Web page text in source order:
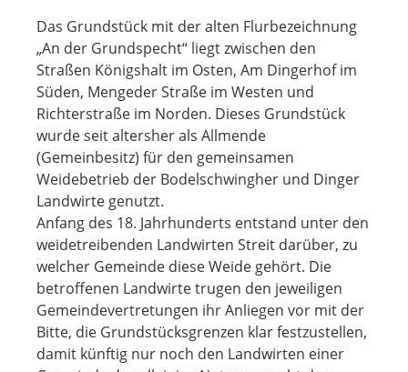
Das Grundstück mit der alten Flurbezeichnung
„An der Grundspecht“ liegt zwischen den
Straßen Königshalt im Osten, Am Dingerhof im
Süden, Mengeder Straße im Westen und
Richterstraße im Norden. Dieses Grundstück
wurde seit altersher als Allmende
(Gemeinbesitz) für den gemeinsamen
Weidebetrieb der Bodelschwingher und Dinger
Landwirte genutzt.
Anfang des 18. Jahrhunderts entstand unter den
weidetreibenden Landwirten Streit darüber, zu
welcher Gemeinde diese Weide gehört. Die
betroffenen Landwirte trugen den jeweiligen
Gemeindevertretungen ihr Anliegen vor mit der
Bitte, die Grundstücksgrenzen klar festzustellen,
damit künftig nur noch den Landwirten einer